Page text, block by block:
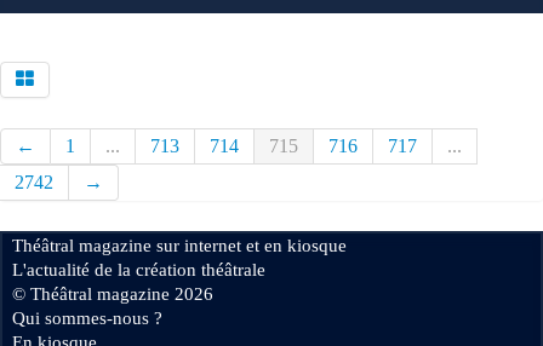
← 1 ... 713 714 715 716 717
...
2742
→
Théâtral magazine sur internet et en kiosque
L'actualité de la création théâtrale
© Théâtral magazine 2026
Qui sommes-nous ?